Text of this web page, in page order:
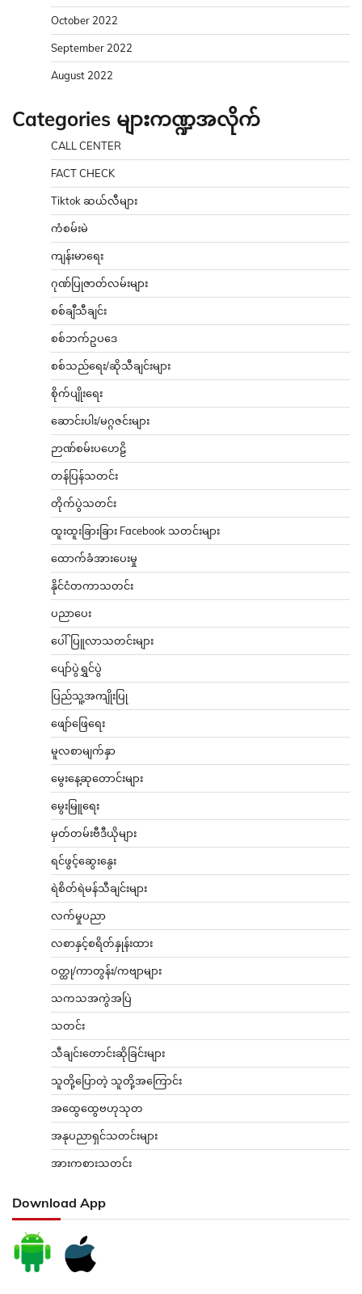
October 2022
September 2022
August 2022
Categories များကဏ္ဍအလိုက်
CALL CENTER
FACT CHECK
Tiktok ဆယ်လီများ
ကံစမ်းမဲ
ကျန်းမာရေး
ဂုဏ်ပြုဇာတ်လမ်းများ
စစ်ချီသီချင်း
စစ်ဘက်ဥပဒေ
စစ်သည်ရေး/ဆိုသီချင်းများ
စိုက်ပျိုးရေး
ဆောင်းပါး/မဂ္ဂဇင်းများ
ဉာဏ်စမ်းပဟေဠိ
တန်ပြန်သတင်း
တိုက်ပွဲသတင်း
ထူးထူးခြားခြား Facebook သတင်းများ
ထောက်ခံအားပေးမှု
နိုင်ငံတကာသတင်း
ပညာပေး
ပေါ်ပြူလာသတင်းများ
ပျော်ပွဲရွှင်ပွဲ
ပြည်သူ့အကျိုးပြု
ဖျော်ဖြေရေး
မူလစာမျက်နှာ
မွေးနေ့ဆုတောင်းများ
မွေးမြူရေး
မှတ်တမ်းဗီဒီယိုများ
ရင်ဖွင့်ဆွေးနွေး
ရဲစိတ်ရဲမန်သီချင်းများ
လက်မှုပညာ
လစာနှင့်စရိတ်နှုန်းထား
ဝတ္ထု/ကာတွန်း/ကဗျာများ
သကသအကွဲအပြဲ
သတင်း
သီချင်းတောင်းဆိုခြင်းများ
သူတို့ပြောတဲ့ သူတို့အကြောင်း
အထွေထွေဗဟုသုတ
အနုပညာရှင်သတင်းများ
အားကစားသတင်း
Download App